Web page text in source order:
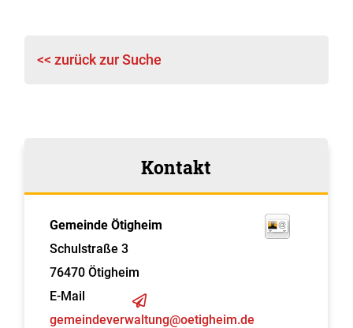
<< zurück zur Suche
Kontakt
Gemeinde Ötigheim
Schulstraße 3
76470 Ötigheim
E-Mail
gemeindeverwaltung@oetigheim.de